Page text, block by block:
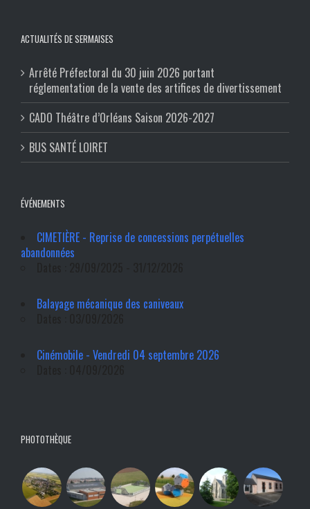
ACTUALITÉS DE SERMAISES
Arrêté Préfectoral du 30 juin 2026 portant
réglementation de la vente des artifices de divertissement
CADO Théâtre d’Orléans Saison 2026-2027
BUS SANTÉ LOIRET
ÉVÉNEMENTS
CIMETIÈRE - Reprise de concessions perpétuelles
abandonnées
Balayage mécanique des caniveaux
Cinémobile - Vendredi 04 septembre 2026
PHOTOTHÈQUE